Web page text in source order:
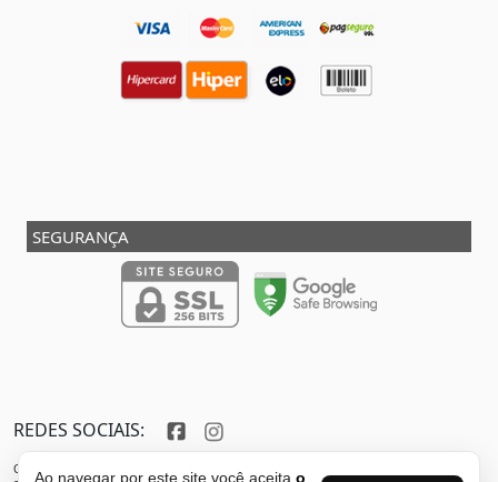
SEGURANÇA
REDES SOCIAIS:
Copyright © 2013 - 2026 - SHOX STORE DO BRASIL - Marca pertencente à VFR SPORTS E
Ao navegar por este site você aceita o